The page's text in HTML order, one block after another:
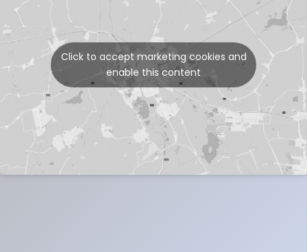
Click to accept marketing cookies and
enable this content